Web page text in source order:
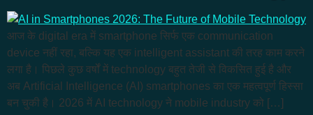
आज के digital era में smartphone सिर्फ एक communication
device नहीं रहा, बल्कि यह एक intelligent assistant की तरह काम करने
लगा है। पिछले कुछ वर्षों में technology बहुत तेजी से विकसित हुई है और
अब Artificial Intelligence (AI) smartphones का एक महत्वपूर्ण हिस्सा
बन चुकी है। 2026 में AI technology ने mobile industry को […]